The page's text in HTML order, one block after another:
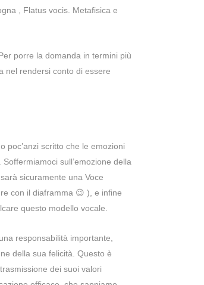
, Flatus vocis. Metafisica e
porre la domanda in termini più
nel rendersi conto di essere
poc’anzi scritto che le emozioni
sull’emozione della
sicuramente una Voce
con il diaframma 😉 ), e infine
questo modello vocale.
responsabilità importante,
della sua felicità. Questo è
dei suoi valori